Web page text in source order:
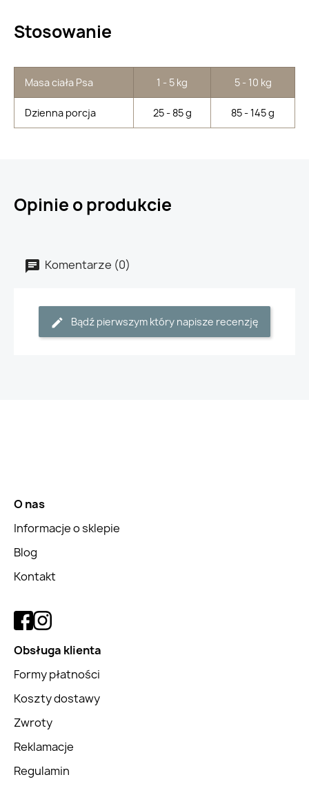
Stosowanie
Masa ciała Psa 1 - 5 kg 5 - 10 kg
Dzienna porcja 25 - 85 g 85 - 145 g
Opinie o produkcie
Komentarze (0)
Bądź pierwszym który napisze recenzję
O nas
Informacje o sklepie
Blog
Kontakt
Obsługa klienta
Formy płatności
Koszty dostawy
Zwroty
Reklamacje
Regulamin